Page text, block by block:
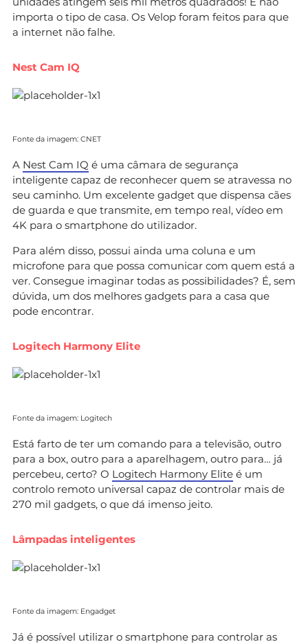
importa o tipo de casa. Os Velop foram feitos para que
a internet não falhe.
Nest Cam IQ
Fonte da imagem: CNET
A Nest Cam IQ é uma câmara de segurança
inteligente capaz de reconhecer quem se atravessa no
seu caminho. Um excelente gadget que dispensa cães
de guarda e que transmite, em tempo real, vídeo em
4K para o smartphone do utilizador.
Para além disso, possui ainda uma coluna e um
microfone para que possa comunicar com quem está a
ver. Consegue imaginar todas as possibilidades? É, sem
dúvida, um dos melhores gadgets para a casa que
pode encontrar.
Logitech Harmony Elite
Fonte da imagem: Logitech
Está farto de ter um comando para a televisão, outro
para a box, outro para a aparelhagem, outro para… já
percebeu, certo? O Logitech Harmony Elite é um
controlo remoto universal capaz de controlar mais de
270 mil gadgets, o que dá imenso jeito.
Lâmpadas inteligentes
Fonte da imagem: Engadget
Já é possível utilizar o smartphone para controlar as